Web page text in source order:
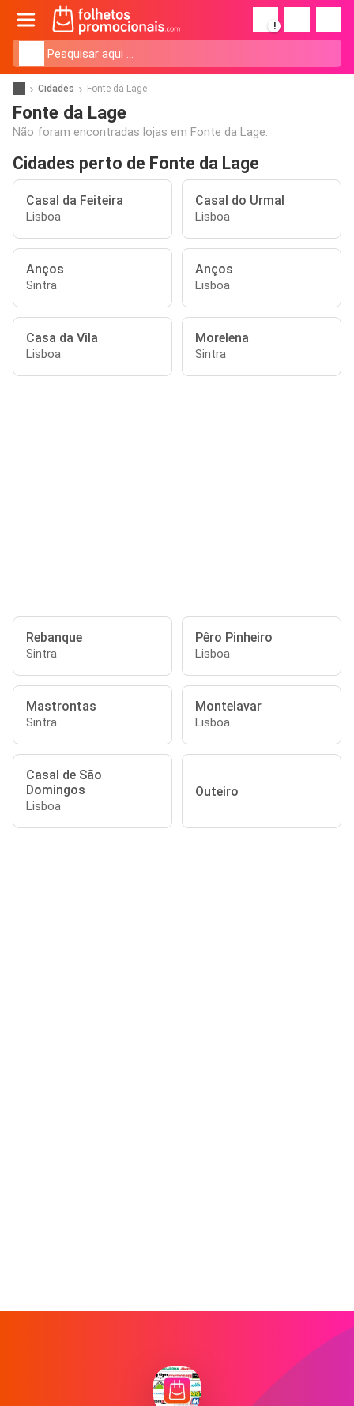
!
Cidades Fonte da Lage
Fonte da Lage
Não foram encontradas lojas em Fonte da Lage.
Cidades perto de Fonte da Lage
Casal da Feiteira
Lisboa
Casal do Urmal
Lisboa
Anços
Sintra
Anços
Lisboa
Casa da Vila
Lisboa
Morelena
Sintra
Rebanque
Sintra
Pêro Pinheiro
Lisboa
Mastrontas
Sintra
Montelavar
Lisboa
Casal de São
Domingos
Lisboa
Outeiro